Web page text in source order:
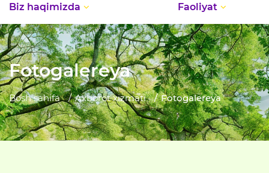
Biz haqimizda Faoliyat
Fotogalereya
Bosh sahifa Axborot xizmati Fotogalereya